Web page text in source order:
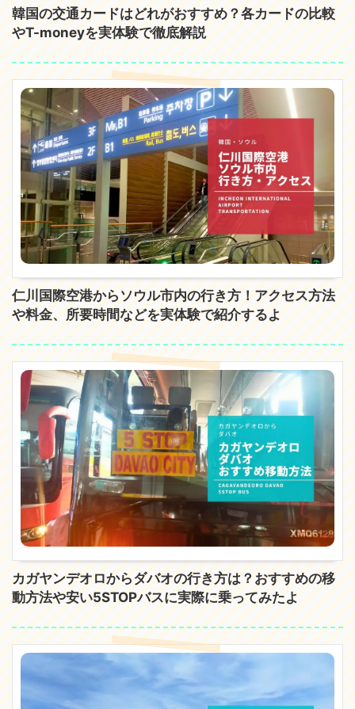
韓国の交通カードはどれがおすすめ？各カードの比較
やT-moneyを実体験で徹底解説
仁川国際空港からソウル市内の行き方！アクセス方法
や料金、所要時間などを実体験で紹介するよ
カガヤンデオロからダバオの行き方は？おすすめの移
動方法や安い5STOPバスに実際に乗ってみたよ